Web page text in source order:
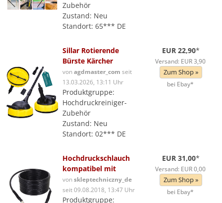
Zubehör
Zustand: Neu
Standort: 65*** DE
Sillar Rotierende
Bürste Kärcher
vonagdmaster_com seit
13.03.2026, 13:11 Uhr
Produktgruppe:
Hochdruckreiniger-
Zubehör
Zustand: Neu
Standort: 02*** DE
EUR 22,90*
Versand: EUR 3,90
Zum Shop »
bei Ebay*
Hochdruckschlauch
kompatibel mit
vonskleptechniczny_de
seit 09.08.2018, 13:47 Uhr
Produktgruppe:
EUR 31,00*
Versand: EUR 0,00
Zum Shop »
bei Ebay*